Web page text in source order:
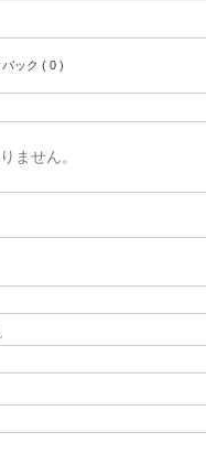
バック ( 0 )
ません。